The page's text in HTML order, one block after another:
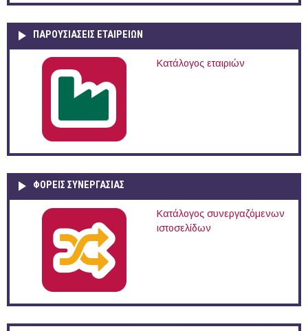
ΠΑΡΟΥΣΙΆΣΕΙΣ ΕΤΑΙΡΕΙΏΝ
Κατάλογος εταιριών
ΦΟΡΕΙΣ ΣΥΝΕΡΓΑΣΙΑΣ
Κατάλογος συνεργαζόμενων
ιστοσελίδων